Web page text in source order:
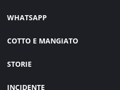
WHATSAPP
COTTO E MANGIATO
STORIE
INCIDENTE